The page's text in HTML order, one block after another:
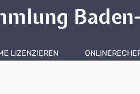
LIZENZIEREN